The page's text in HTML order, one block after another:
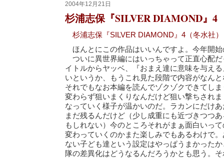
2004年12月21日
杉浦志保『SILVER DIAMOND』4
杉浦志保『SILVER DIAMOND』4（冬水社）
ほんとにこの作品はいいんですよ。今年開
ついに異世界編にはいっちゃって正直心配
イトルからヤッベ、『おまえ達に意味を与え
いというか、もうこれ見た段階で内容がなん
それでもなお本編を読んでゾクゾクできてし
変わらず狙いまくりなんだけど狙い撃ちされ
なっていく様子が温かいのだ。ラカンにだけ
まだ残るんだけど（少し成重にも近づきつつ
もしれない）今のところそれがまぁ面白いっ
変わっていくのかまた楽しみでもあるわけで
ない子ども達という設定はやっぱうまかった
隊の差異化はどうなるんだろうかとも思う。